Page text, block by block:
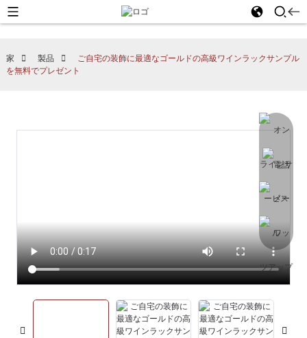
家 製品
ご自宅の装飾に最適なゴールドの高級ワインラックサンプル
を無料でプレゼント